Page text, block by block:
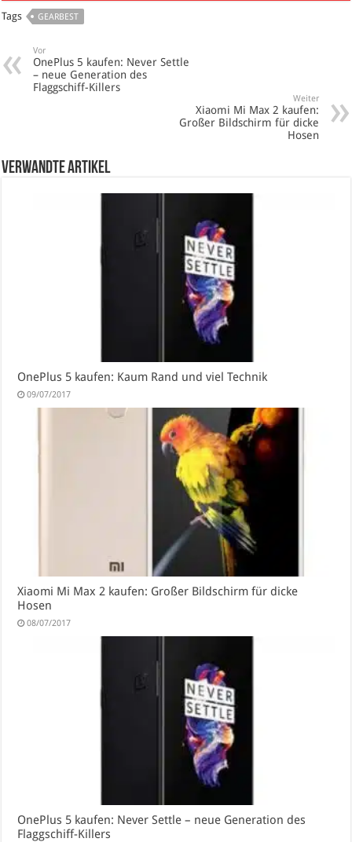
Tags GEARBEST
Vor
OnePlus 5 kaufen: Never Settle
– neue Generation des
Flaggschiff-Killers
Weiter
Xiaomi Mi Max 2 kaufen:
Großer Bildschirm für dicke
Hosen
verwandte Artikel
OnePlus 5 kaufen: Kaum Rand und viel Technik
09/07/2017
Xiaomi Mi Max 2 kaufen: Großer Bildschirm für dicke
Hosen
08/07/2017
OnePlus 5 kaufen: Never Settle – neue Generation des
Flaggschiff-Killers